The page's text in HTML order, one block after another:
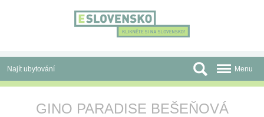
Najít ubytování Menu
GINO PARADISE BEŠEŇOVÁ